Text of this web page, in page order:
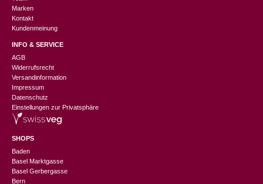
Marken
Kontakt
Kundenmeinung
INFO & SERVICE
AGB
Widerrufsrecht
Versandinformation
Impressum
Datenschutz
Einstellungen zur Privatsphäre
SHOPS
Baden
Basel Marktgasse
Basel Gerbergasse
Bern